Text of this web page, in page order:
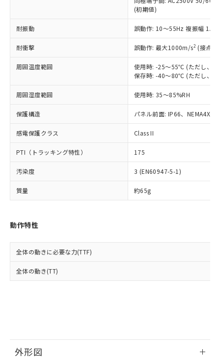
(初期値)
耐振動 誤動作: 10～55Hz 複振幅
耐衝撃 誤動作: 最大1000m/s2 (接点
周囲温度範囲
使用時: -25～55℃ (ただし、氷
保存時: -40～80℃ (ただし、氷
周囲湿度範囲 使用時: 35～85%RH
保護構造 パネル前面: IP66、NEMA4X,
感電保護クラス Class II
PTI（トラッキング特性） 175
汚染度 3 (EN60947-5-1)
質量 約65g
動作特性
全体の動きに必要な力(TTF)
全体の動き(TT)
外形図
在庫状況および標準価格照会結果は、
記載している更新日時点での社内デー
タに基づき作成されるものであり、閲
覧された時点での実際の在庫および標
準価格とは異なる場合があることをご
正式な納期状況および標準価格はお客
様のお取引先、またはお客様担当のオ
ムロン制御機器販売店・当社販売員に
オムロン制御機器販売店や当社販売拠
販売ネットワーク
」をご確認
在庫状況および標準価格結果を当社の
事前の承諾なく第三者に漏洩または開
示しないようお願いします。
マイパーツ機能（部品リスト作成サー
ビス）をご利用いただくには、I-Web
メンバーズにご登録されている必要が
あります。
品・サービスに関するお客様との取
引・商談に必要な範囲で利用すること
※当社の共同利用者とは、
の共同利用に関して"
の「1.共同利
鉛(Pb) 1000ppm以下、 水銀(Hg) 1000ppm以下、 カド
類(PBB) 1000ppm以下、ポリ臭化ジフェニルエーテル類
(PBDE) 1000ppm以下、フタル酸ビス(2-エチルヘキシ
ル) (DEHP)(別名：DOP) 1000ppm以下、フタル酸ブチ
ルベンジル（BBP） 1000ppm以下、フタル酸ジブチル
（DBP） 1000ppm以下、フタル酸ジイソブチル
但し、RoHS指令で産業用監視および制御機器に対する
図的な使用がないことを確認しています。
部品在庫の切り替え状況などにより、予定
月が前後することがあります。
とができます。
EU RoHS指令（10物質）の非含有証明書
51物質の非含有証明書（当社基準）
荷製品に未対応品が混在することから備考
欄に対応日を記載しておりました。
*中国RoHS10物質の基準値 (GB/T26572)：
Pb(鉛) :1000ppm、 Hg(水銀) : 1000ppm、 Cd(カドミウ
Cr(Ⅵ)(六価クロム) : 1000ppm、 PBBs(ポリ臭化ビフェ
ニル類) : 1000ppm、 PBDEs(ポリ臭化ジフェニルエーテ
ル類) : 1000ppm、
DBP(フタル酸ジブチル) : 1000ppm、 DIBP(フタル酸ジ
イソブチル) : 1000ppm、 BBP(フタル酸ブチルベンジ
DEHP(フタル酸ビス(2-エチルヘキシル)) : 1000ppm
「ｅ」：有害物質（10物質）のすべてが基
準値以下であることを示します。
「10」：通常の使用状況下において有害物
質が外部に漏えいし、環境に深刻な影響を
及ぼさない年数を意味します。
「－」：未確認です。当社販売部門へお問
（以下｢規制貨物等」という）を輸出
または国外への提供する場合は、日本
国政府の輸出許可(または役務取引許
可)を取得するなどの必要な手続きを
当社は規制貨物を破棄する場合は、完
全に破砕するなど、違法に輸出されな
いよう必要な手段を講じます。
当社は貴社製品を、核兵器、ミサイ
ル、化学兵器、生物兵器またはその他
武器並びにこれらの製造装置等に一切
当社は、貴社製品を第三者に販売する
場合は、上記1、2および3の内容を当
該第三者に通知します。また当社は、
販売先および販売に係わる関係者が違
法に輸出するおそれがある場合は、取
り引きをいたしません。
合意する
一定数以上の在庫あり
一定数には満たないが在庫あり
在庫なし(最新の在庫状況につ
いては、お客様のお取引先、ま
たはお客様担当のオムロン制御
機器販売店・当社販売員にご確
認ください)
受注生産機種、また在庫状況の
情報を公開していない機種